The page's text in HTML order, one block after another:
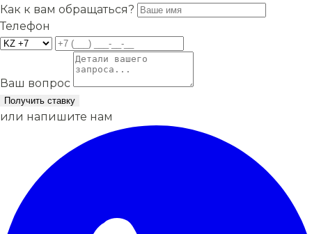
Как к вам обращаться?
Телефон
Ваш вопрос
Получить ставку
или напишите нам